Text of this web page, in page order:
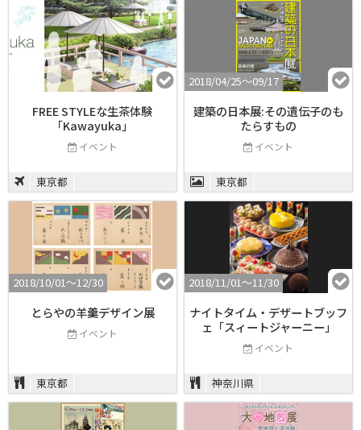
FREE STYLEな生茶体験
「Kawayuka」
イベント
東京都
2018/04/25〜09/17
建築の日本展:その遺伝子のも
たらすもの
イベント
東京都
2018/10/01〜12/30
とらやの羊羹デザイン展
イベント
東京都
2018/11/01〜11/30
ナイトタイム・デザートブッフ
ェ「スィートジャーニー」
イベント
神奈川県